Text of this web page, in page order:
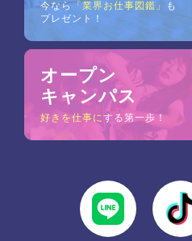
今なら「業界お仕事図鑑」
も
プレゼント！
オープン
キャンパス
好きを仕事にする第一歩！